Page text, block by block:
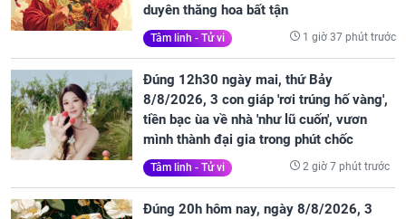
duyên thăng hoa bất tận
Tâm linh - Tử vi 1 giờ 37 phút trước
Đúng 12h30 ngày mai, thứ Bảy
8/8/2026, 3 con giáp 'rơi trúng hố vàng',
tiền bạc ùa về nhà 'như lũ cuốn', vươn
mình thành đại gia trong phút chốc
Tâm linh - Tử vi 2 giờ 7 phút trước
Đúng 20h hôm nay, ngày 8/8/2026, 3